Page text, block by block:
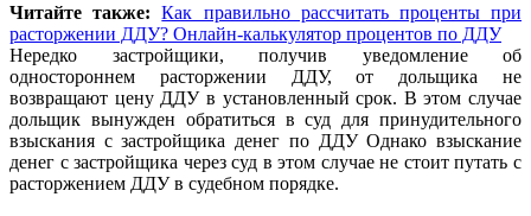
Читайте также:
Как правильно рассчитать проценты при
расторжении ДДУ? Онлайн-калькулятор процентов по ДДУ
Нередко застройщики, получив уведомление об
одностороннем расторжении ДДУ, от дольщика не
возвращают цену ДДУ в установленный срок. В этом случае
дольщик вынужден обратиться в суд для принудительного
взыскания с застройщика денег по ДДУ Однако взыскание
денег с застройщика через суд в этом случае не стоит путать с
расторжением ДДУ в судебном порядке.